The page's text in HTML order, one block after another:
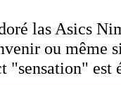
las Asics
ou même
"sensation"